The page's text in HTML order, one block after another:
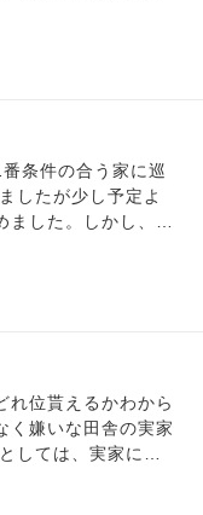
ます。次の家はあま
キラキラした目はも
い出があります。
は悲しみが勝って
条件の合う家に巡
した。しかし、こ
めて思い切ること
。 一度辞めよう
のかな、、、とか思
です。
れ位貰えるかわから
く嫌いな田舎の実家
しては、実家に良
ので本音は帰りたく
もあり、大学時には